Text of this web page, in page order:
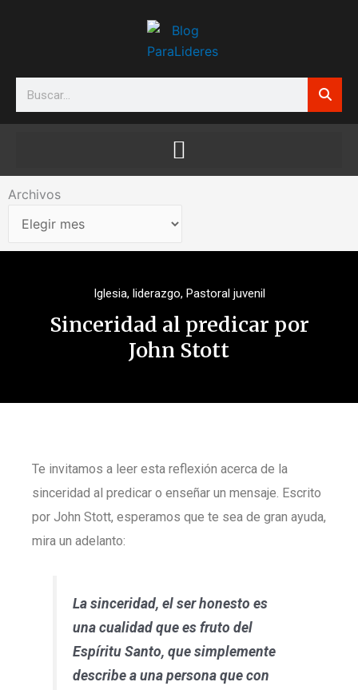
Search
Archivos
Archivos
Iglesia, liderazgo, Pastoral juvenil
Sinceridad al predicar por
John Stott
Te invitamos a leer esta reflexión acerca de la
sinceridad al predicar o enseñar un mensaje. Escrito
por John Stott, esperamos que te sea de gran ayuda,
mira un adelanto:
La sinceridad, el ser honesto es
una cualidad que es fruto del
Espíritu Santo, que simplemente
describe a una persona que con